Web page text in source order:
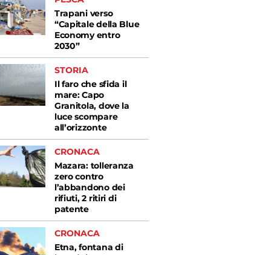
Trapani verso
“Capitale della Blue
Economy entro
2030”
STORIA
Il faro che sfida il
mare: Capo
Granitola, dove la
luce scompare
all’orizzonte
CRONACA
Mazara: tolleranza
zero contro
l’abbandono dei
rifiuti, 2 ritiri di
patente
CRONACA
Etna, fontana di